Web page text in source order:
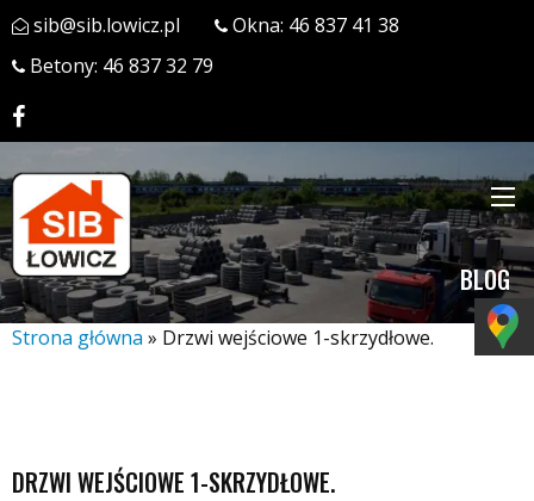
sib@sib.lowicz.pl Okna: 46 837 41 38
Betony: 46 837 32 79
BLOG
Strona główna » Drzwi wejściowe 1-skrzydłowe.
DRZWI WEJŚCIOWE 1-SKRZYDŁOWE.